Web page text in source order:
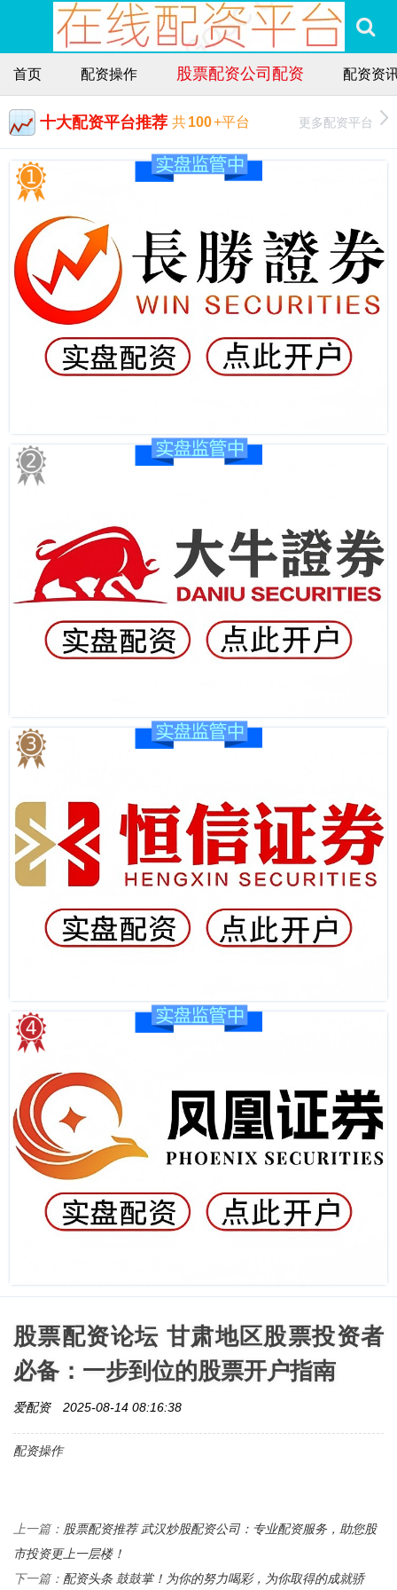
首页 配资操作 股票配资公司配资 配资资
十大配资平台推荐 共100+平台 更多配资平台
股票配资论坛 甘肃地区股票投资者
必备：一步到位的股票开户指南
爱配资 2025-08-14 08:16:38
配资操作
上一篇： 股票配资推荐 武汉炒股配资公司：专业配资服务，助您股
市投资更上一层楼！
下一篇： 配资头条 鼓鼓掌！为你的努力喝彩，为你取得的成就骄